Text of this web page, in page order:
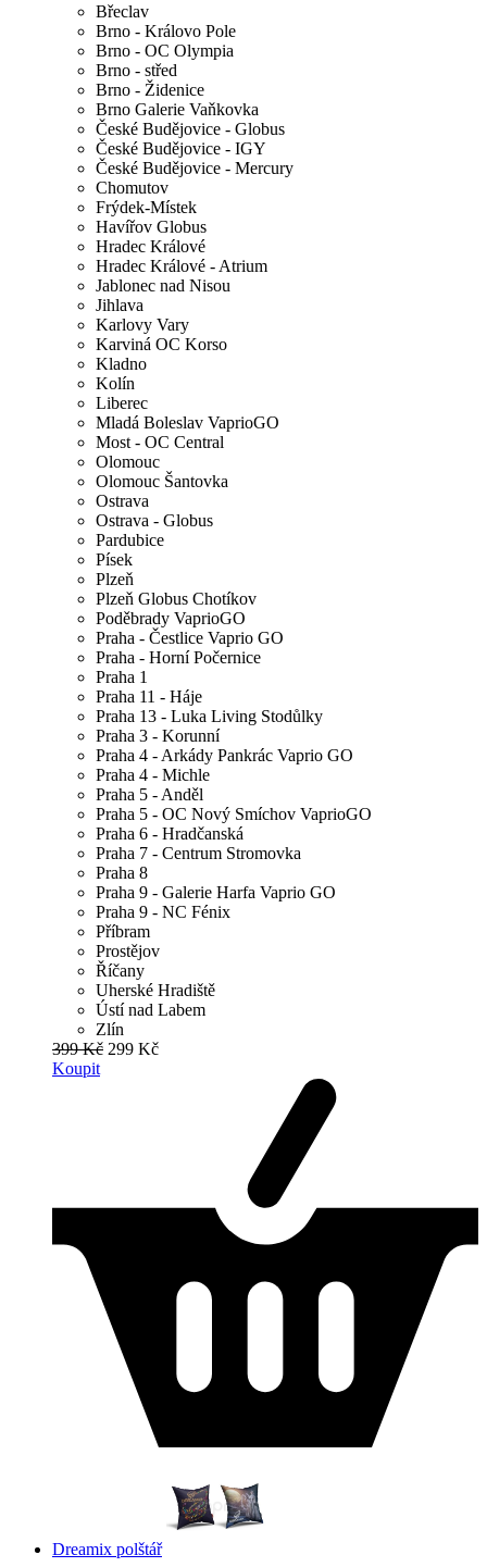
Břeclav
Brno - Královo Pole
Brno - OC Olympia
Brno - střed
Brno - Židenice
Brno Galerie Vaňkovka
České Budějovice - Globus
České Budějovice - IGY
České Budějovice - Mercury
Chomutov
Frýdek-Místek
Havířov Globus
Hradec Králové
Hradec Králové - Atrium
Jablonec nad Nisou
Jihlava
Karlovy Vary
Karviná OC Korso
Kladno
Kolín
Liberec
Mladá Boleslav VaprioGO
Most - OC Central
Olomouc
Olomouc Šantovka
Ostrava
Ostrava - Globus
Pardubice
Písek
Plzeň
Plzeň Globus Chotíkov
Poděbrady VaprioGO
Praha - Čestlice Vaprio GO
Praha - Horní Počernice
Praha 1
Praha 11 - Háje
Praha 13 - Luka Living Stodůlky
Praha 3 - Korunní
Praha 4 - Arkády Pankrác Vaprio GO
Praha 4 - Michle
Praha 5 - Anděl
Praha 5 - OC Nový Smíchov VaprioGO
Praha 6 - Hradčanská
Praha 7 - Centrum Stromovka
Praha 8
Praha 9 - Galerie Harfa Vaprio GO
Praha 9 - NC Fénix
Příbram
Prostějov
Říčany
Uherské Hradiště
Ústí nad Labem
Zlín
399 Kč 299 Kč
Koupit
Dreamix polštář